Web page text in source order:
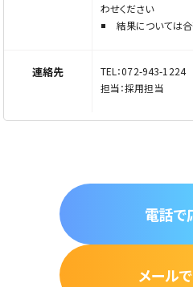
わせください
結果については
連絡先
TEL：072-943-1224
担当：採用担当
電話で
メール